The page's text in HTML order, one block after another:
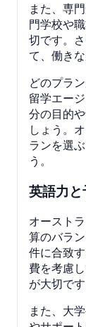
また、専
門学校や
切です。
て、働き
どのプラ
留学エー
分の目的
しょう。
ランを選
う。
英語力
オースト
算のバラ
件に合致
費を考慮
が大切です
また、大